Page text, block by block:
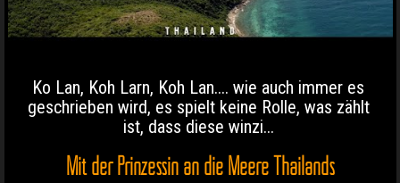
Ko Lan, Koh Larn, Koh Lan.... wie auch immer es
geschrieben wird, es spielt keine Rolle, was zählt
ist, dass diese winzi...
Mit der Prinzessin an die Meere Thailands